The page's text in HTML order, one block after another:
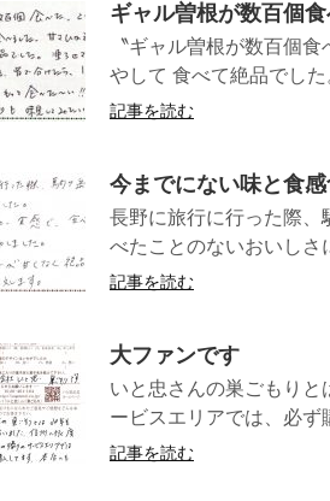
ギャル曽根が数百個
〝ギャル曽根が数百個
やして 食べて絶品でし
記事を読む
今までにない味と食
長野に旅行に行った際、
べたことのないおいしさ
記事を読む
大ファンです
いと忠さんの巣ごもり
ービスエリアでは、必ず
記事を読む